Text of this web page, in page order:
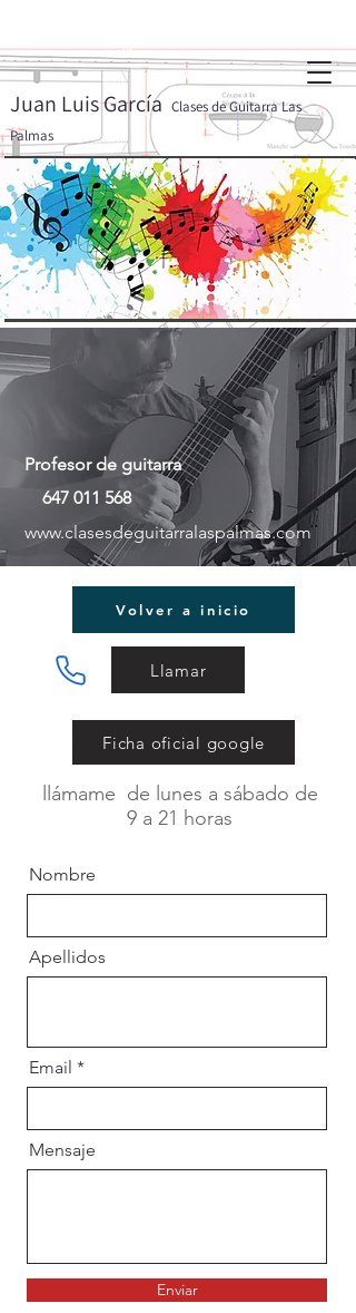
Juan Luis García Clases de Guitarra Las
Palmas
Profesor de guitarra
647 011 568
www.clasesdeguitarralaspalmas.com
Volver a inicio
Llamar
Ficha oficial google
llámame de lunes a sábado de
9 a 21 horas
Nombre
Apellidos
Email
Mensaje
Enviar